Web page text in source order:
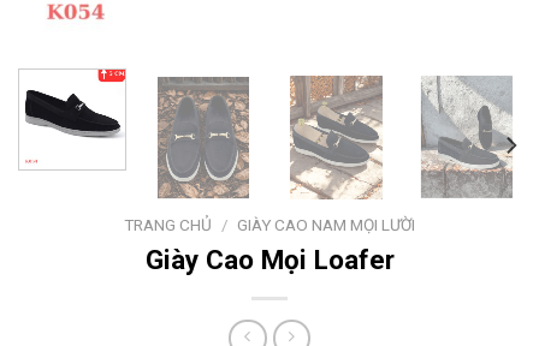
TRANG CHỦ / GIÀY CAO NAM MỌI LƯỜI
Giày Cao Mọi Loafer